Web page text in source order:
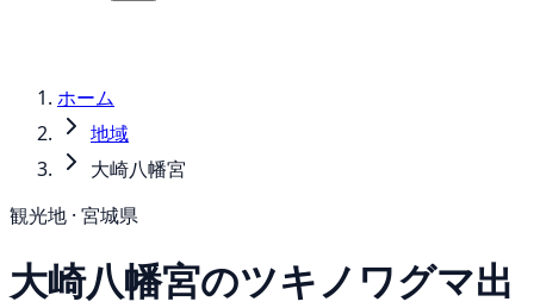
ホーム
地域
大崎八幡宮
観光地 · 宮城県
大崎八幡宮のツキノワグマ出